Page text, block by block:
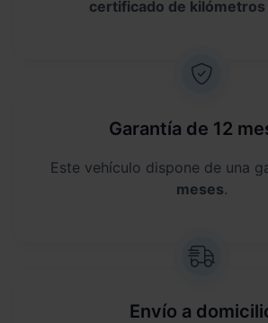
certificado de kilómetros
Garantía de 12
Este vehículo dispone de una
meses.
Envío a